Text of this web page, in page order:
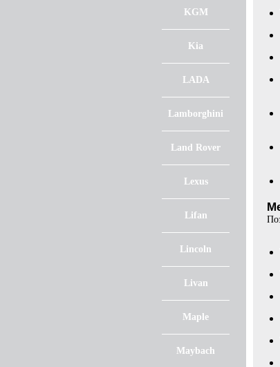
KGM
Kia
LADA
Lamborghini
Land Rover
Lexus
Lifan
Lincoln
Livan
Maple
Maybach